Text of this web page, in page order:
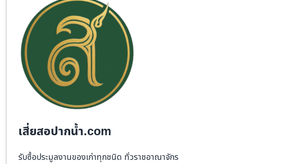
เสี่ยสอปากน้ำ.com
รับซื้อประมูลงานของเก่าทุกชนิด ทั่วราชอาณาจักร